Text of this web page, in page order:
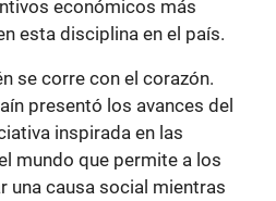
económicos más
esta disciplina en el país.
se corre con el corazón.
presentó los avances del
inspirada en las
mundo que permite a los
una causa social mientras